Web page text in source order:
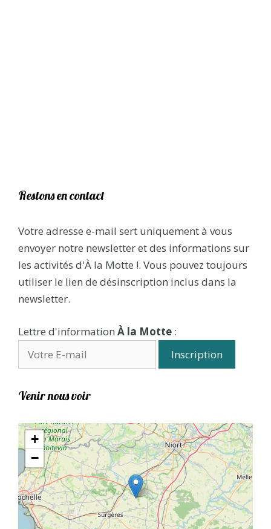
Restons en contact
Votre adresse e-mail sert uniquement à vous
envoyer notre newsletter et des informations sur
les activités d'À la Motte !. Vous pouvez toujours
utiliser le lien de désinscription inclus dans la
newsletter.
Lettre d'information À la Motte :
Venir nous voir
+
−